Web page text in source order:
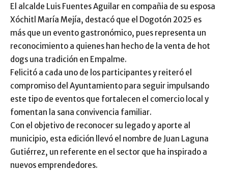
El alcalde Luis Fuentes Aguilar en compañia de su esposa
Xóchitl María Mejía, destacó que el Dogotón 2025 es
más que un evento gastronómico, pues representa un
reconocimiento a quienes han hecho de la venta de hot
dogs una tradición en Empalme.
Felicitó a cada uno de los participantes y reiteró el
compromiso del Ayuntamiento para seguir impulsando
este tipo de eventos que fortalecen el comercio local y
fomentan la sana convivencia familiar.
Con el objetivo de reconocer su legado y aporte al
municipio, esta edición llevó el nombre de Juan Laguna
Gutiérrez, un referente en el sector que ha inspirado a
nuevos emprendedores.